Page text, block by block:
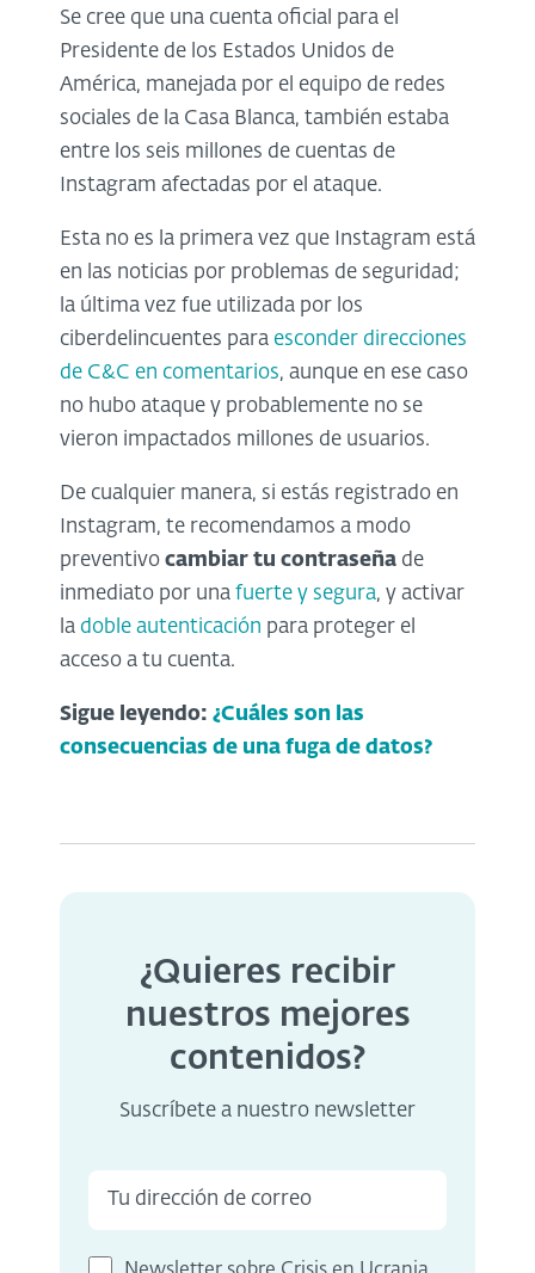
Se cree que una cuenta oficial para el
Presidente de los Estados Unidos de
América, manejada por el equipo de redes
sociales de la Casa Blanca, también estaba
entre los seis millones de cuentas de
Instagram afectadas por el ataque.
Esta no es la primera vez que Instagram está
en las noticias por problemas de seguridad;
la última vez fue utilizada por los
ciberdelincuentes para esconder direcciones
de C&C en comentarios, aunque en ese caso
no hubo ataque y probablemente no se
vieron impactados millones de usuarios.
De cualquier manera, si estás registrado en
Instagram, te recomendamos a modo
preventivo cambiar tu contraseña de
inmediato por una fuerte y segura, y activar
la doble autenticación para proteger el
acceso a tu cuenta.
Sigue leyendo: ¿Cuáles son las
consecuencias de una fuga de datos?
¿Quieres recibir
nuestros mejores
contenidos?
Suscríbete a nuestro newsletter